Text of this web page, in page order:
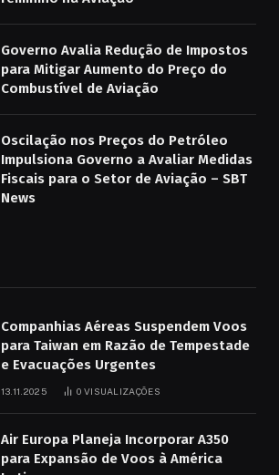
Governo Avalia Redução de Impostos
para Mitigar Aumento do Preço do
Combustível de Aviação
Oscilação nos Preços do Petróleo
Impulsiona Governo a Avaliar Medidas
Fiscais para o Setor de Aviação – SBT
News
Companhias Aéreas Suspendem Voos
para Taiwan em Razão de Tempestade
e Evacuações Urgentes
13.11.2025 0 VISUALIZAÇÕES
Air Europa Planeja Incorporar A350
para Expansão de Voos à América